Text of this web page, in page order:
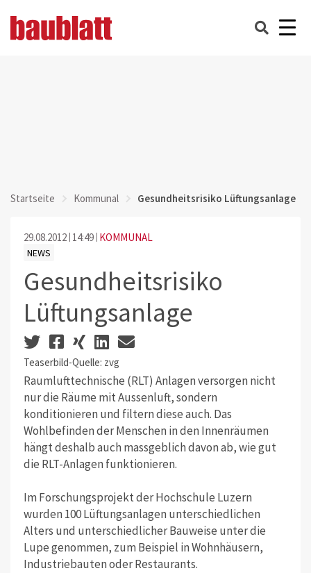
Startseite Kommunal Gesundheitsrisiko Lüftungsanlage
29.08.2012 14:49 KOMMUNAL
NEWS
Gesundheitsrisiko
Lüftungsanlage
Teaserbild-Quelle: zvg
Raumlufttechnische (RLT) Anlagen versorgen nicht
nur die Räume mit Aussenluft, sondern
konditionieren und filtern diese auch. Das
Wohlbefinden der Menschen in den Innenräumen
hängt deshalb auch massgeblich davon ab, wie gut
die RLT-Anlagen funktionieren.
Im Forschungsprojekt der Hochschule Luzern
wurden 100 Lüftungsanlagen unterschiedlichen
Alters und unterschiedlicher Bauweise unter die
Lupe genommen, zum Beispiel in Wohnhäusern,
Industriebauten oder Restaurants.